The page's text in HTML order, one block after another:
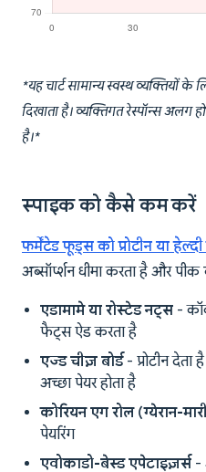
*यह चार्ट सामान्य स्वस्थ व्यक्तियों
दिखाता है। व्यक्तिगत रेस्पॉन्स अलग
है।*
स्पाइक को कैसे कम करें
फर्मेंटेड फूड्स को प्रोटीन या
अब्सॉर्प्शन धीमा करता है और
एडामामे या रोस्टेड नट्स -
फैट्स ऐड करता है
एज्ड चीज़ बोर्ड- प्रोटीन
अच्छा पेयर होता है
कोरियन एग रोल (ग्येरान-
पेयरिंग
एवोकाडो-बेस्ड एपेटाइज़र्स -